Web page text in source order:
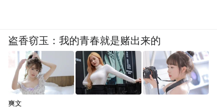
盗香窃玉：我的青春就是赌出来的
爽文